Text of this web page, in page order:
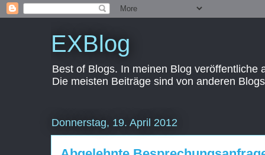
EXBlog
Best of Blogs. In meinen Blog
Die meisten Beiträge sind von anderen
Donnerstag, 19. April 2012